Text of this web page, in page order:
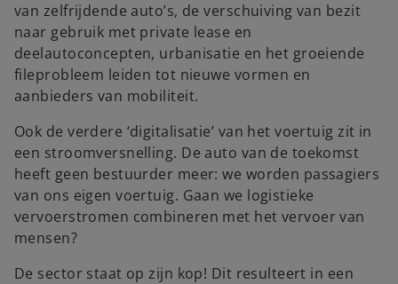
van zelfrijdende auto’s, de verschuiving van bezit
naar gebruik met private lease en
deelautoconcepten, urbanisatie en het groeiende
fileprobleem leiden tot nieuwe vormen en
aanbieders van mobiliteit.
Ook de verdere ‘digitalisatie’ van het voertuig zit in
een stroomversnelling. De auto van de toekomst
heeft geen bestuurder meer: we worden passagiers
van ons eigen voertuig. Gaan we logistieke
vervoerstromen combineren met het vervoer van
mensen?
De sector staat op zijn kop! Dit resulteert in een